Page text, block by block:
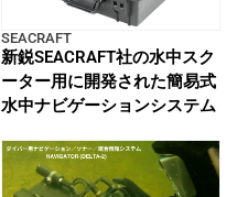
SEACRAFT
新鋭SEACRAFT社の水中スク
ーター用に開発された簡易式
水中ナビゲーションシステム